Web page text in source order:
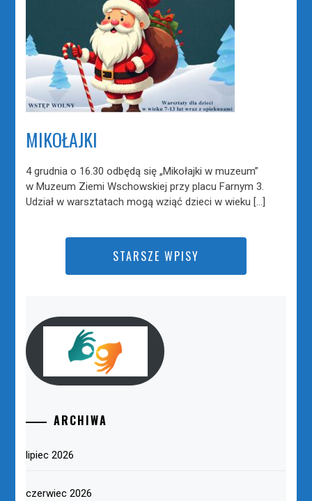
MIKOŁAJKI
4 grudnia o 16.30 odbędą się „Mikołajki w muzeum”
w Muzeum Ziemi Wschowskiej przy placu Farnym 3.
Udział w warsztatach mogą wziąć dzieci w wieku […]
STARSZE WPISY
ARCHIWA
lipiec 2026
czerwiec 2026